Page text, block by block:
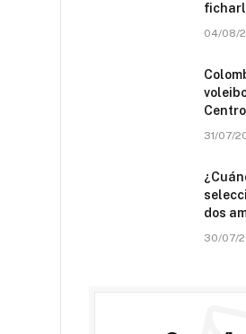
04/08/
31/07/
dos
30/07/